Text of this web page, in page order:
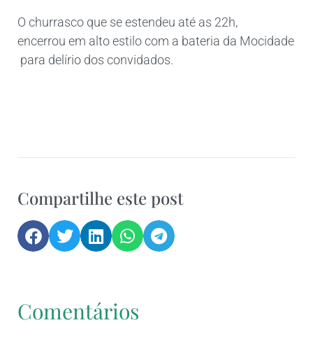
O churrasco que se estendeu até as 22h,
encerrou em alto estilo com a bateria da Mocidade
para delírio dos convidados.
Compartilhe este post
Comentários